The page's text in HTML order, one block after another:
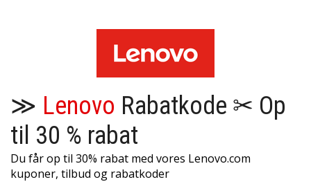
≫ Lenovo Rabatkode ✂ Op
til 30 % rabat
Du får op til 30% rabat med vores Lenovo.com
kuponer, tilbud og rabatkoder